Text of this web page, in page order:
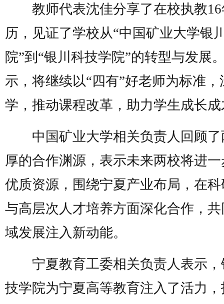
教师代表沈佳分享了在校执教16
历，见证了学校从“中国矿业大学银
院”到“银川科技学院”的转型与发展
示，将继续以“四有”好老师为标准，
学，推动课程改革，助力学生成长
中国矿业大学相关负责人回顾了
厚的合作渊源，表示未来两校将进
优质资源，围绕宁夏产业布局，在
与高层次人才培养方面深化合作，
域发展注入新动能。
宁夏教育工委相关负责人表示，
技学院为宁夏高等教育注入了活力